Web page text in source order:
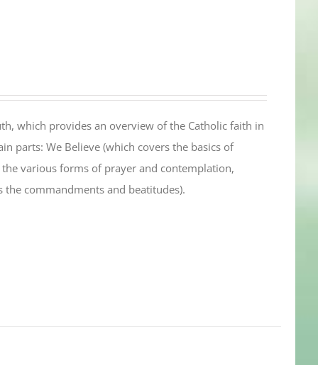
which provides an overview of the Catholic faith in
parts: We Believe (which covers the basics of
various forms of prayer and contemplation,
the commandments and beatitudes).